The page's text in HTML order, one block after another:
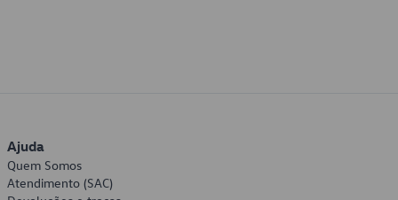
Ajuda
Quem Somos
Atendimento (SAC)